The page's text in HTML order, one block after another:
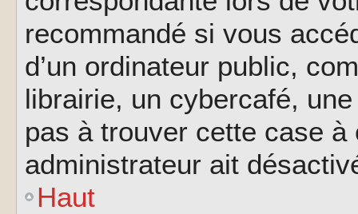
recommandé si vous
d’un ordinateur public,
librairie, un cybercafé,
pas à trouver cette case à
administrateur ait
Haut